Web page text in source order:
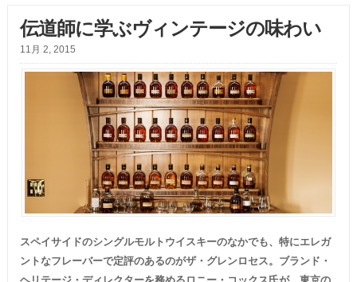
伝道師に学ぶヴィンテージの味わい
11月 2, 2015
スペイサイドのシングルモルトウイスキーのなかでも、特にエレガ
ントなフレーバーで定評のあるのがザ・グレンロセス。ブランド・